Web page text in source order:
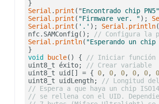
Serial . print ("Encontrado chip PN5"
Serial .print ( "Firmware ver. ");
Serial .print ( '.' ); Serial .println
nfc.SAMConfig();
// Configura la
Serial .println( "Esperando un
void
bucle() {
// Iniciar función
uint8_t éxito;
// Crear variable
uint8_t uid[] = { 0, 0, 0, 0, 0, 0
uint8_t uidLength;
// Longitud
// Espera a que haya un chip
// se rellena con el UID.